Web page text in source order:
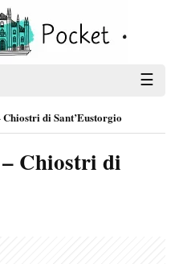
☰
Chiostri di Sant’Eustorgio
– Chiostri di